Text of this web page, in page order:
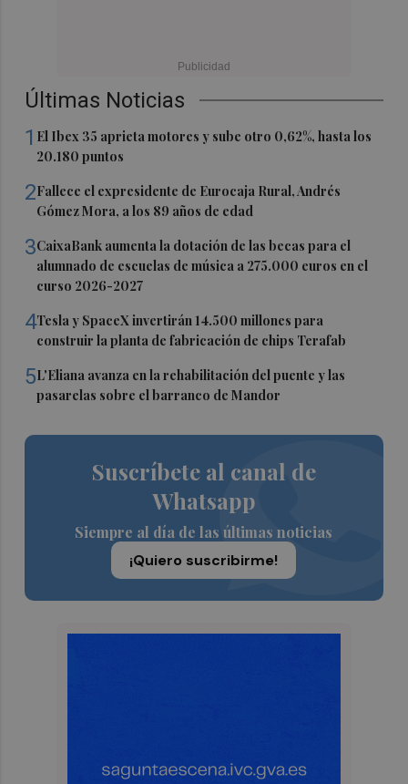
Últimas Noticias
1 El Ibex 35 aprieta motores y sube otro 0,62%, hasta los
20.180 puntos
2Fallece el expresidente de Eurocaja Rural, Andrés
Gómez Mora, a los 89 años de edad
3CaixaBank aumenta la dotación de las becas para el
alumnado de escuelas de música a 275.000 euros en el
curso 2026-2027
4Tesla y SpaceX invertirán 14.500 millones para
construir la planta de fabricación de chips Terafab
5L'Eliana avanza en la rehabilitación del puente y las
pasarelas sobre el barranco de Mandor
Suscríbete al canal de
Whatsapp
Siempre al día de las últimas noticias
¡Quiero suscribirme!